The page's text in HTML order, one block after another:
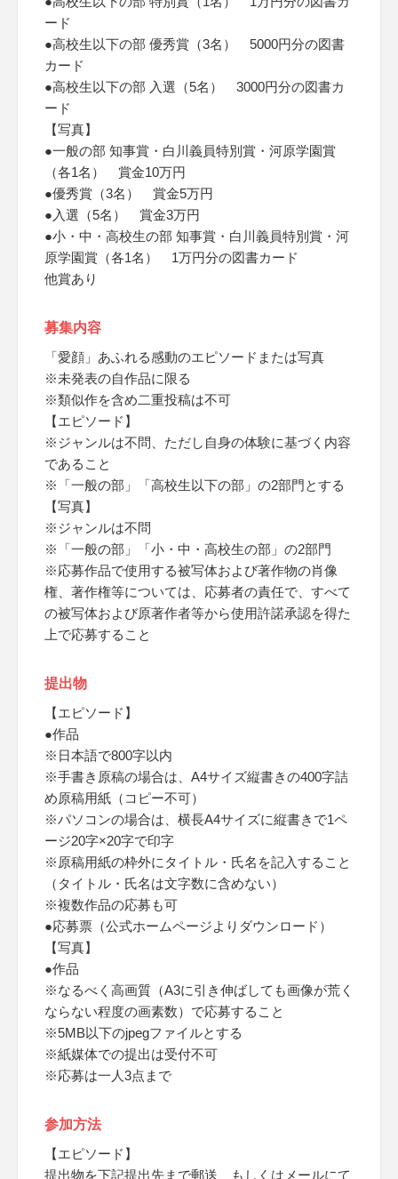
ード
●高校生以下の部 優秀賞（3名） 5000円分の図書
カード
●高校生以下の部 入選（5名） 3000円分の図書カ
ード
【写真】
●一般の部 知事賞・白川義員特別賞・河原学園賞
（各1名） 賞金10万円
●優秀賞（3名） 賞金5万円
●入選（5名） 賞金3万円
●小・中・高校生の部 知事賞・白川義員特別賞・河
原学園賞（各1名） 1万円分の図書カード
他賞あり
募集内容
「愛顔」あふれる感動のエピソードまたは写真
※未発表の自作品に限る
※類似作を含め二重投稿は不可
【エピソード】
※ジャンルは不問、ただし自身の体験に基づく内容
であること
※「一般の部」「高校生以下の部」の2部門とする
【写真】
※ジャンルは不問
※「一般の部」「小・中・高校生の部」の2部門
※応募作品で使用する被写体および著作物の肖像
権、著作権等については、応募者の責任で、すべて
の被写体および原著作者等から使用許諾承認を得た
上で応募すること
提出物
【エピソード】
●作品
※日本語で800字以内
※手書き原稿の場合は、A4サイズ縦書きの400字詰
め原稿用紙（コピー不可）
※パソコンの場合は、横長A4サイズに縦書きで1ペ
ージ20字×20字で印字
※原稿用紙の枠外にタイトル・氏名を記入すること
（タイトル・氏名は文字数に含めない）
※複数作品の応募も可
●応募票（公式ホームページよりダウンロード）
【写真】
●作品
※なるべく高画質（A3に引き伸ばしても画像が荒く
ならない程度の画素数）で応募すること
※5MB以下のjpegファイルとする
※紙媒体での提出は受付不可
※応募は一人3点まで
参加方法
【エピソード】
提出物を下記提出先まで郵送、もしくはメールにて